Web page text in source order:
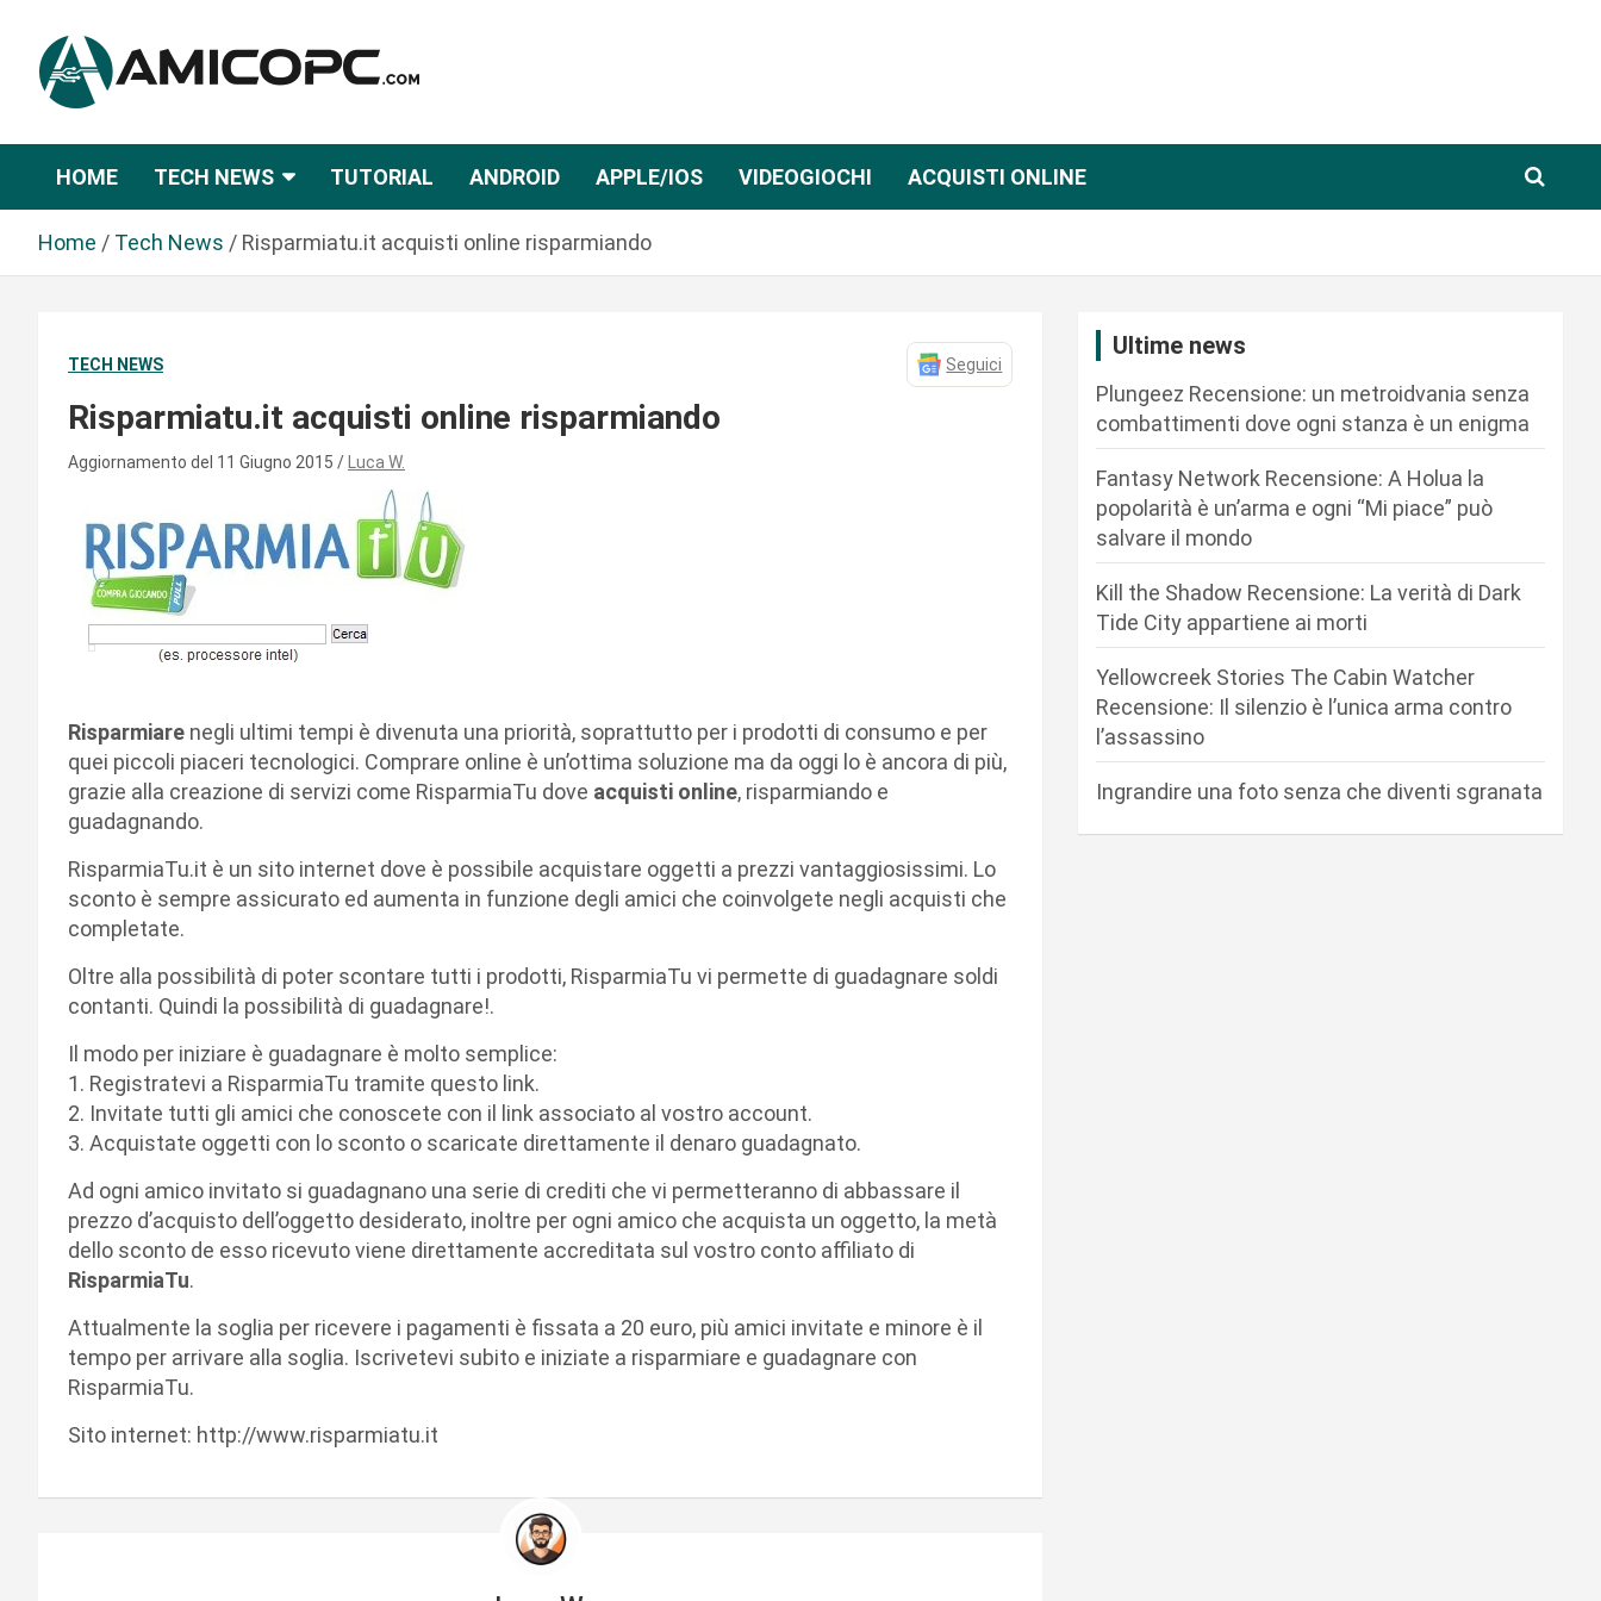
n
Amicopc.com
HOME TECH NEWS TUTORIAL ANDROID APPLE/IOS VIDEOGIOCHI ACQUISTI ONLINE
Home Tech News Risparmiatu.it acquisti online risparmiando
TECH NEWS Seguici
Risparmiatu.it acquisti online risparmiando
Aggiornamento del 11 Giugno 2015 Luca W.
Risparmiare negli ultimi tempi è divenuta una priorità, soprattutto per i prodotti di consumo e per
quei piccoli piaceri tecnologici. Comprare online è un’ottima soluzione ma da oggi lo è ancora di più,
grazie alla creazione di servizi come RisparmiaTu dove acquisti online, risparmiando e
guadagnando.
RisparmiaTu.it è un sito internet dove è possibile acquistare oggetti a prezzi vantaggiosissimi. Lo
sconto è sempre assicurato ed aumenta in funzione degli amici che coinvolgete negli acquisti che
completate.
Oltre alla possibilità di poter scontare tutti i prodotti, RisparmiaTu vi permette di guadagnare soldi
contanti. Quindi la possibilità di guadagnare!.
Il modo per iniziare è guadagnare è molto semplice:
1. Registratevi a RisparmiaTu tramite questo link.
2. Invitate tutti gli amici che conoscete con il link associato al vostro account.
3. Acquistate oggetti con lo sconto o scaricate direttamente il denaro guadagnato.
Ad ogni amico invitato si guadagnano una serie di crediti che vi permetteranno di abbassare il
prezzo d’acquisto dell’oggetto desiderato, inoltre per ogni amico che acquista un oggetto, la metà
dello sconto de esso ricevuto viene direttamente accreditata sul vostro conto affiliato di
RisparmiaTu.
Attualmente la soglia per ricevere i pagamenti è fissata a 20 euro, più amici invitate e minore è il
tempo per arrivare alla soglia. Iscrivetevi subito e iniziate a risparmiare e guadagnare con
RisparmiaTu.
Sito internet: http://www.risparmiatu.it
Ultime news
Plungeez Recensione: un metroidvania senza
combattimenti dove ogni stanza è un enigma
Fantasy Network Recensione: A Holua la
popolarità è un’arma e ogni “Mi piace” può
salvare il mondo
Kill the Shadow Recensione: La verità di Dark
Tide City appartiene ai morti
Yellowcreek Stories The Cabin Watcher
Recensione: Il silenzio è l’unica arma contro
l’assassino
Ingrandire una foto senza che diventi sgranata